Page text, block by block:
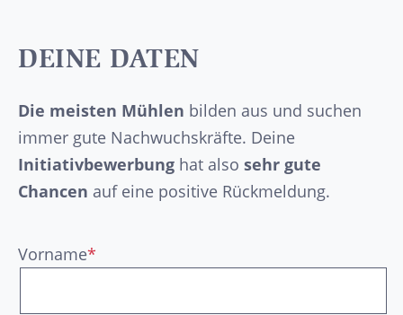
DEINE DATEN
Die meisten Mühlen bilden aus und suchen
immer gute Nachwuchskräfte. Deine
Initiativbewerbung hat also sehr gute
Chancen auf eine positive Rückmeldung.
Vorname*